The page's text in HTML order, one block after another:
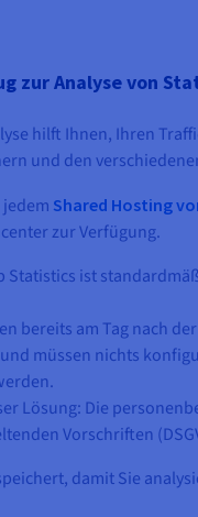
zur Analyse von
hilft Ihnen, Ihren
und den
Shared Hosting
zur Verfügung.
Statistics ist
bereits am Tag nach
müssen nichts
Lösung: Die
Vorschriften
damit Sie